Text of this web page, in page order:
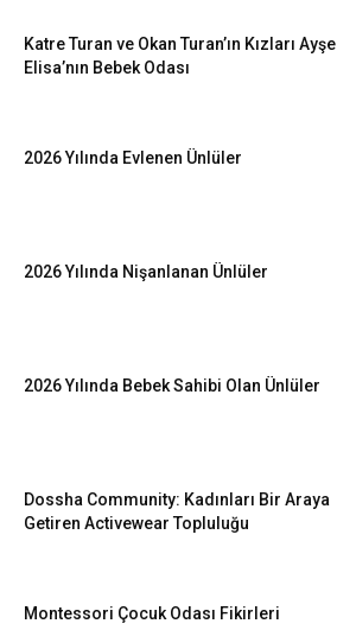
Katre Turan ve Okan Turan’ın Kızları Ayşe
Elisa’nın Bebek Odası
2026 Yılında Evlenen Ünlüler
2026 Yılında Nişanlanan Ünlüler
2026 Yılında Bebek Sahibi Olan Ünlüler
Dossha Community: Kadınları Bir Araya
Getiren Activewear Topluluğu
Montessori Çocuk Odası Fikirleri